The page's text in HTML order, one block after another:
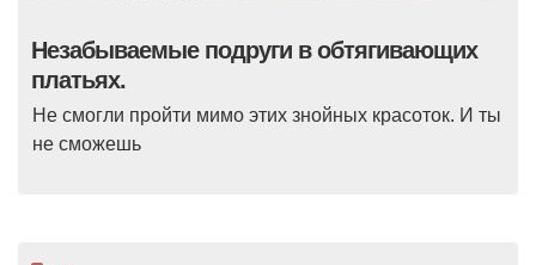
Незабываемые подруги в обтягивающих
платьях.
Не смогли пройти мимо этих знойных красоток. И ты
не сможешь